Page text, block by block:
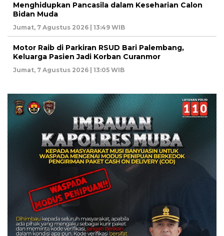
Menghidupkan Pancasila dalam Keseharian Calon
Bidan Muda
Jumat, 7 Agustus 2026 | 13:49 WIB
Motor Raib di Parkiran RSUD Bari Palembang,
Keluarga Pasien Jadi Korban Curanmor
Jumat, 7 Agustus 2026 | 13:05 WIB